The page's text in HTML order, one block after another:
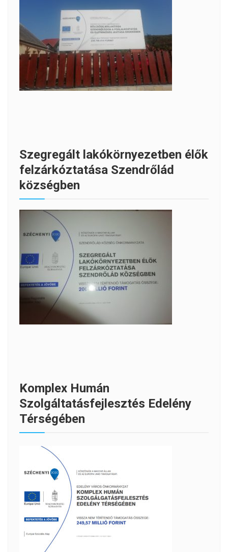
Szegregált lakókörnyezetben élők
felzárkóztatása Szendrőlád
községben
Komplex Humán
Szolgáltatásfejlesztés Edelény
Térségében